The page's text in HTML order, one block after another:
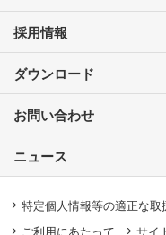
採用情報
ダウンロード
お問い合わせ
ニュース
特定個人情報等の適正な
ご利用にあたって
サイ